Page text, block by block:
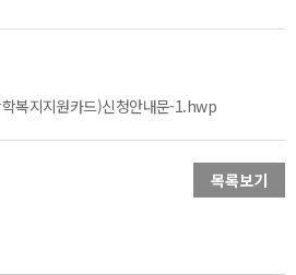
복지지원카드)신청안내문-1.hwp
목록보기